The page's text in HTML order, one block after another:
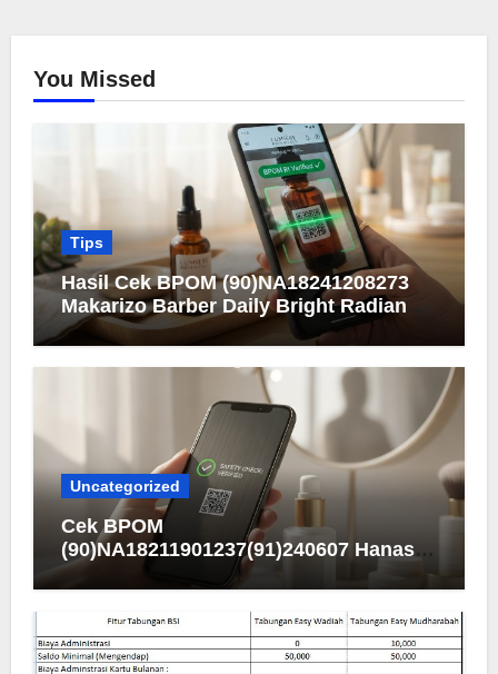
You Missed
Tips
Hasil Cek BPOM (90)NA18241208273
Makarizo Barber Daily Bright Radiance
Face Wash
Uncategorized
Cek BPOM
(90)NA18211901237(91)240607 Hanasui
Men Bright Active Serum